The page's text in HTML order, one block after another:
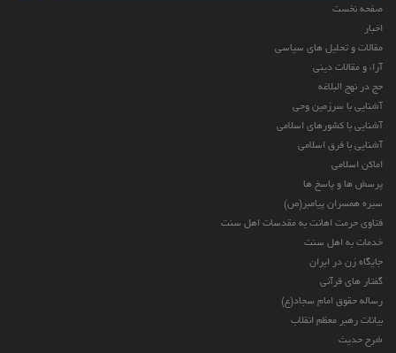
صفحه نخست
اخبار
مقالات و تحلیل های سیاسی
آراء و مقالات دینی
حج در نهج البلاغه
آشنایی با سرزمین وحی
آشنایی با کشورهای اسلامی
آشنایی با فرق اسلامی
اماکن اسلامی
پرسش ها و پاسخ ها
سیره همسران پیامبر(ص)
فتاوی حرمت اهانت به مقدسات اهل سنت
خدمات به اهل سنت
جایگاه زن در ایران
گفتار های قرآنی
رساله حقوق امام سجاد(ع)
بیانات رهبر معظم انقلاب
شرح حدیث